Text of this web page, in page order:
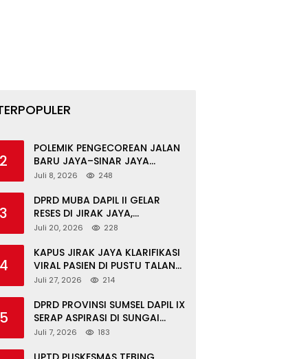
2
POLEMIK PENGECOREAN JALAN
BARU JAYA–SINAR JAYA
BERAKHIR DAMAI, WARGA
FORKOPIMCAM DAN DPRD
MUBA
Juli 8, 2026 248
3
DPRD MUBA DAPIL II GELAR
RESES DI JIRAK JAYA,
SERAHKAN BANTOR DAN
TPS 3R
Juli 20, 2026 228
4
KAPUS JIRAK JAYA KLARIFIKASI
VIRAL PASIEN DI PUSTU TALANG
MANDUNG: ITU MISKOMUNIKASI
Juli 27, 2026 214
5
DPRD PROVINSI SUMSEL DAPIL IX
SERAP ASPIRASI DI SUNGAI
KERUH: KADES & TOKOH DESAK
Juli 7, 2026 183